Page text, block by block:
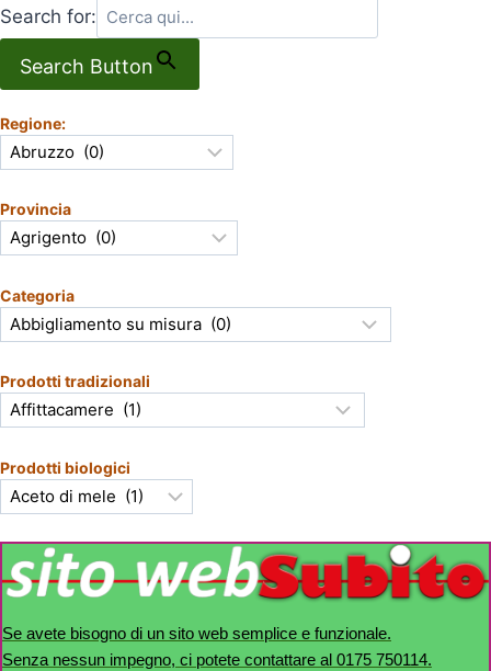
Search for:
Search Button
Regione:
Provincia
Categoria
Prodotti tradizionali
Prodotti biologici
Se avete bisogno di un sito web semplice e funzionale.
Senza nessun impegno, ci potete contattare al 0175 750114.